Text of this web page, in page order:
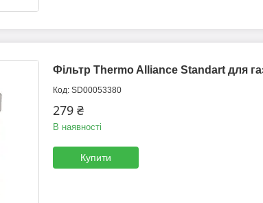
Фільтр Thermo Alliance Standart для
SD00053380
279 ₴
В наявності
Купити